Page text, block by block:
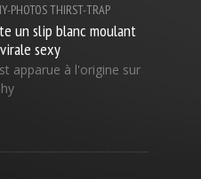
PHOTOSTHIRST-TRAP
un slip blanc moulant
sexy
apparue à l'origine sur